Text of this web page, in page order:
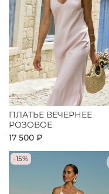
ПЛАТЬЕ ВЕЧЕРНЕЕ
РОЗОВОЕ
17 500 ₽
-15%